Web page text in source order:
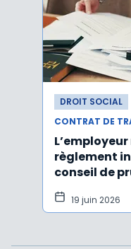
DROIT SOCIAL
CONTRAT DE
règlement
conseil de
19 juin 2026